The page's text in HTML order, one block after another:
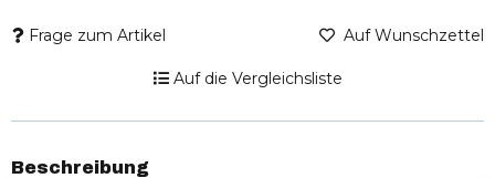
Frage zum Artikel Auf Wunschzettel
Auf die Vergleichsliste
Beschreibung